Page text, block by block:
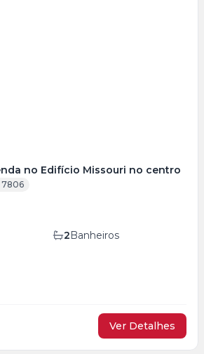
no Edifício Missouri no centro
7806
2Banheiros
Ver Detalhes